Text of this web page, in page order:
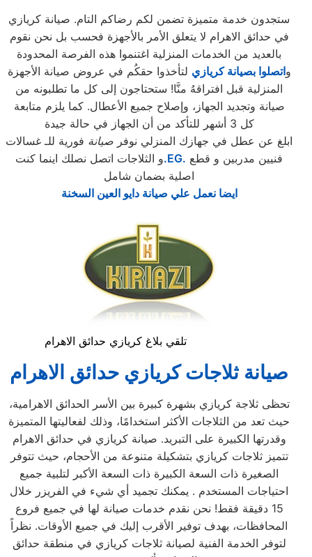
ستجدون خدمة متميزة تضمن لكم رضاكم التام. صيانة كريازي
في حدائق الاهرام لا يتعلق الأمر بالأجهزة فحسب بل نحن نقوم
بالعديد من الخدمات المنزلية اغتنموا هذه الفرصة المحدودة
واتصلوا بصيانة كريازي لتأخذوا حقكُم في عروض صيانة الأجهزة
المنزلية قبل افتراقهُ منَّا! ستحتاجون إلى كل ما تطلبونه من
صيانة وتجديد الجهاز، وإصلاح جميع الأعطال. كما يلزم متابعة
كل 3 أشهر للتأكد من أن الجهاز في حالة جيدة
ابلغ عن عطل في جهازك المنزلي نوفر صيانة فورية للـ غسالات
و الثلاجات اتصل نصلك اينما كنت.EG.
اصلية بضمان شامل
ايضا نعمل علي صيانة دايو العين السخنة
تلقي بلاغ كريازي حدائق الاهرام
صيانة ثلاجات كريازي حدائق الاهرام
تحظى ثلاجة كريازي بشهرة كبيرة بين الأسر الحدائق الاهرامية،
حيث تعد من الثلاجات الأكثر استخدامًا، وذلك لفعاليتها المتميزة
وقدرتها الكبيرة على التبريد. صيانة كريازي في حدائق الاهرام
تتميز ثلاجات كريازي بتشكيلة متنوعة من الأحجام، حيث تتوفر
الصغيرة ذات السعة الكبيرة ذات السعة الأكبر لتلبية جميع
احتياجات المستخدم . يمكنك تجميد أي شيء في الفريزر خلال
15 دقيقة فقط! نحن نقدم خدمات صيانة لها في جميع فروع
المحافظات، بهدف توفير الأقرب إليك في جميع الأوقات. نظراً
لتوفر الخدمة الفنية لصيانة ثلاجات كريازي في منطقة حدائق